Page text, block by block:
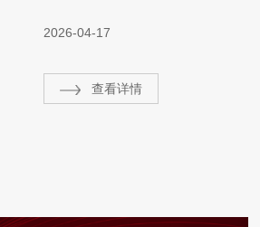
2026-04-17
查看详情